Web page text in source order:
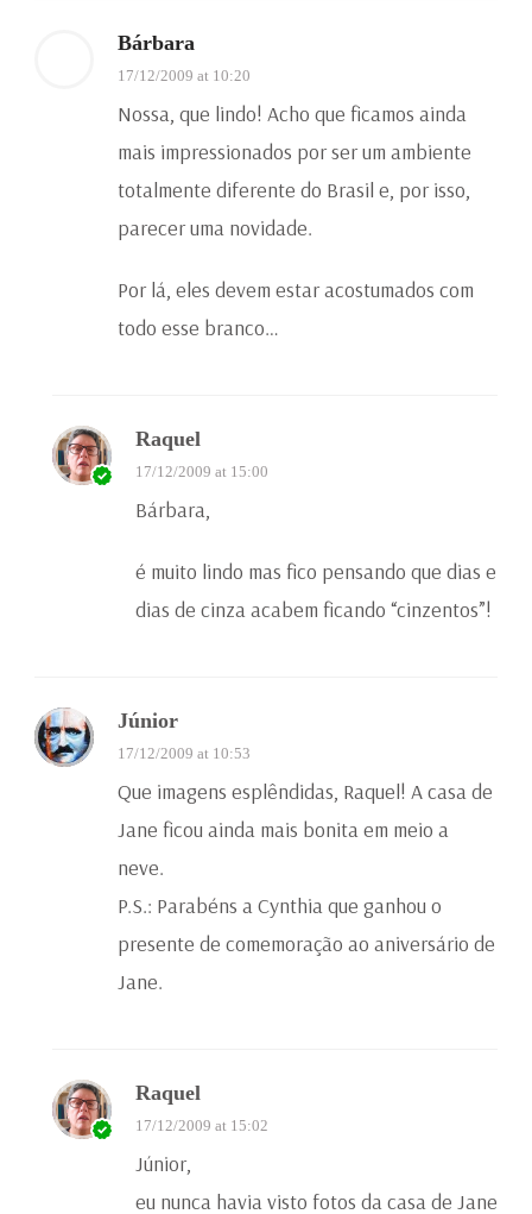
Bárbara
17/12/2009 at 10:20
Nossa, que lindo! Acho que ficamos ainda
mais impressionados por ser um ambiente
totalmente diferente do Brasil e, por isso,
parecer uma novidade.
Por lá, eles devem estar acostumados com
todo esse branco…
Raquel
17/12/2009 at 15:00
Bárbara,
é muito lindo mas fico pensando que dias e
dias de cinza acabem ficando “cinzentos”!
Júnior
17/12/2009 at 10:53
Que imagens esplêndidas, Raquel! A casa de
Jane ficou ainda mais bonita em meio a
neve.
P.S.: Parabéns a Cynthia que ganhou o
presente de comemoração ao aniversário de
Jane.
Raquel
17/12/2009 at 15:02
Júnior,
eu nunca havia visto fotos da casa de Jane